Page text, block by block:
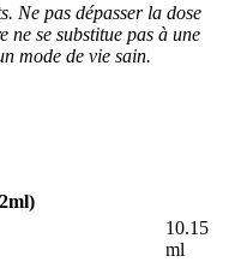
Ne pas dépasser la dose
ne se substitue pas à une
mode de vie sain.
10.15
ml